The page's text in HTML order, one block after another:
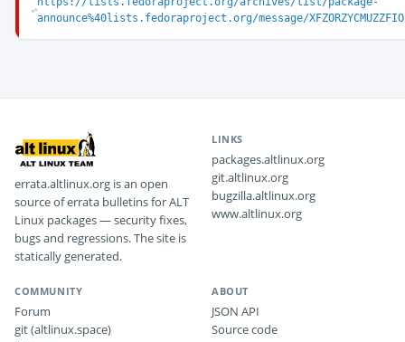
announce%40lists.fedoraproject.org/message/
errata.altlinux.org is an open
source of errata bulletins for ALT
Linux packages — security fixes,
bugs and regressions. The site is
statically generated.
LINKS
packages.altlinux.org
git.altlinux.org
bugzilla.altlinux.org
www.altlinux.org
COMMUNITY
Forum
git (altlinux.space)
ABOUT
JSON API
Source code